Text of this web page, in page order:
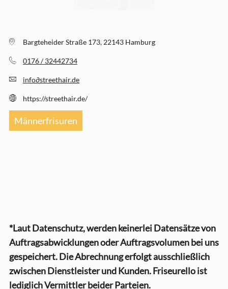
Bargteheider Straße 173, 22143 Hamburg
0176 / 32442734
info∂streethair.de
https://streethair.de/
Männerfrisuren
*Laut Datenschutz, werden keinerlei Datensätze von
Auftragsabwicklungen oder Auftragsvolumen bei uns
gespeichert. Die Abrechnung erfolgt ausschließlich
zwischen Dienstleister und Kunden. Friseurello ist
lediglich Vermittler beider Parteien.